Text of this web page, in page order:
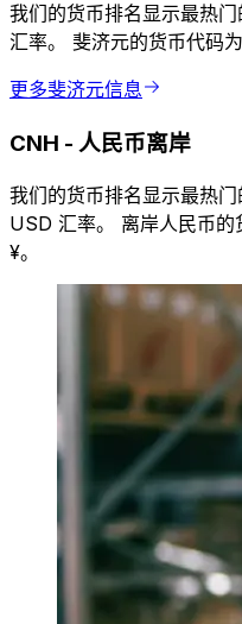
我们的货币排名显示最热
汇率。 斐济元的货币代码
更多斐济元信息
CNH - 人民币离岸
我们的货币排名显示最热
USD 汇率。 离岸人民币
¥。